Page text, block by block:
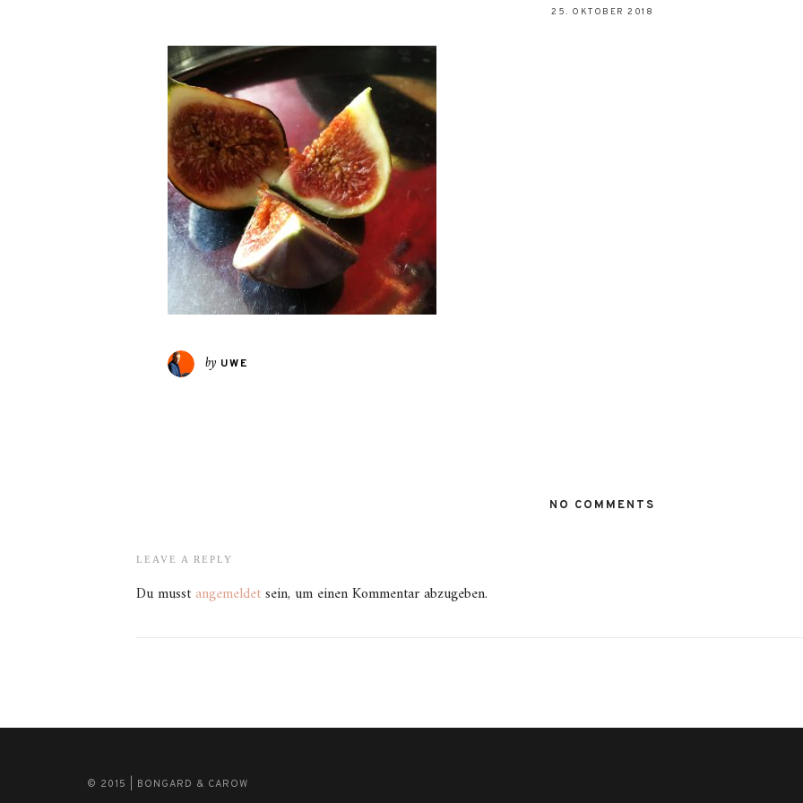
25. OKTOBER 2018
by UWE
NO COMMENTS
LEAVE A REPLY
Du musst angemeldetsein, um einen Kommentar abzugeben.
© 2015 | BONGARD & CAROW